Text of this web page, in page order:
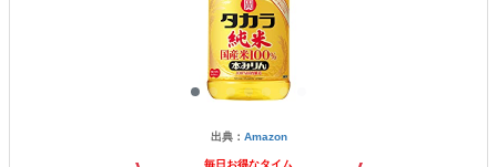
出典： Amazon